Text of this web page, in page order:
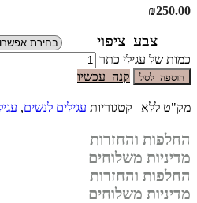
₪250.00
צבע ציפוי
כמות של עגילי כתר
הוספה לסל קנה עכשיו
מק"ט ללא קטגוריות עגילים לנשים,
החלפות והחזרות
מדיניות משלוחים
החלפות והחזרות
מדיניות משלוחים